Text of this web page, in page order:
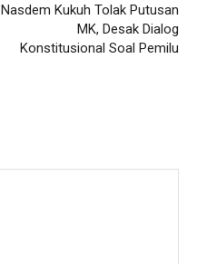
Nasdem Kukuh Tolak Putusan
MK, Desak Dialog
Konstitusional Soal Pemilu